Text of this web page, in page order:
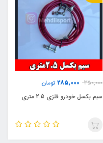
350,000
285,000 تومان
سیم بکسل خودرو فلزی 2.5 متری